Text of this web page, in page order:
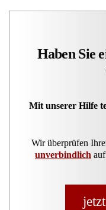
Haben Sie
Mit unserer Hilfe
Wir überprüfen
unverbindlich